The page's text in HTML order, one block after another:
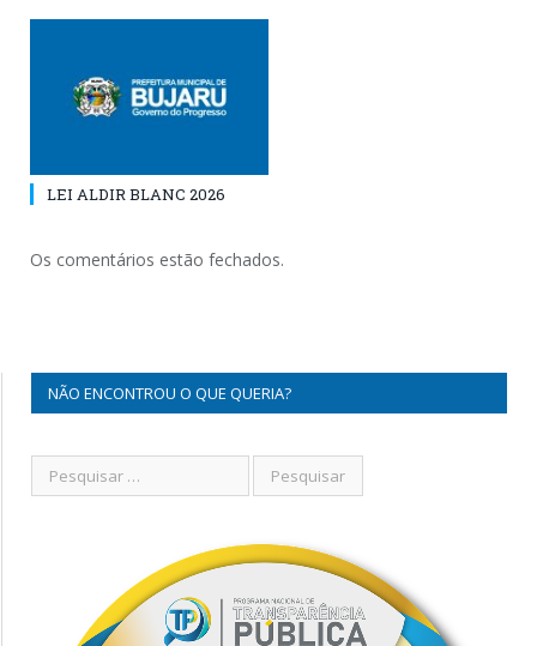
LEI ALDIR BLANC 2026
Os comentários estão fechados.
NÃO ENCONTROU O QUE QUERIA?